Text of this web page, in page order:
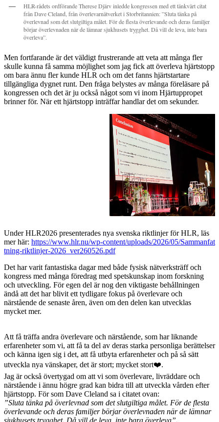
HLR-rådets ordförande Therese Djärv inledde kongressen med ett tänkvärt citat
från Dave Cleland, från överlevarnätverket i Storbritannien: ”Sluta tänka på
överlevnad som det slutgiltiga målet. För de flesta överlevande och deras familjer
börjar överlevnaden när de lämnar sjukhusets trygghet. Då vill de leva, inte bara
överleva”.
Men fortfarande är det väldigt frustrerande att veta att många fler
skulle kunna få samma möjlighet som jag fick att överleva hjärtstopp
om bara ännu fler kunde HLR och om det fanns hjärtstartare
tillgängliga dygnet runt. Den fråga belystes av många föreläsare på
kongressen och det är ju också något som vi inom Hjärtuppropet
brinner för. När ett hjärtstopp inträffar handlar det om sekunder.
Under HLR2026 presenterades nya svenska riktlinjer för HLR, läs
mer här: https://www.hlr.nu/wp-content/uploads/2026/05/Sammanfat
tning-riktlinjer-2026_ver260526.pdf
Det har varit fantastiska dagar med både fysisk nätverksträff och
kongress med många föredrag med spetskunskap inom forskning
och utveckling. För egen del är nog den viktigaste behållningen
ändå att det har blivit ett tydligare fokus på överlevare och
närstående de senaste åren, även om den delen kan utvecklas
mycket mer.
Att få träffa andra överlevare och närstående, som har liknande
erfarenheter som vi, att få ta del av deras starka personliga berättelser
och känna igen sig i det, att få utbyta erfarenheter och på så sätt
utveckla nya vänskaper, det är stort; mycket stort❤️.
Jag är också övertygad om att vi som överlevare, livräddare och
närstående i ännu högre grad kan bidra till att utveckla vården efter
hjärtstopp. För som Dave Cleland sa i citatet ovan:
”Sluta tänka på överlevnad som det slutgiltiga målet. För de flesta
överlevande och deras familjer börjar överlevnaden när de lämnar